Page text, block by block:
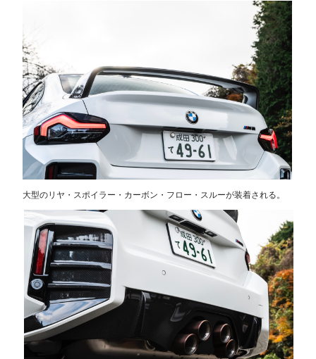
大型のリヤ・スポイラー・カーボン・フロー・スルーが装着される。